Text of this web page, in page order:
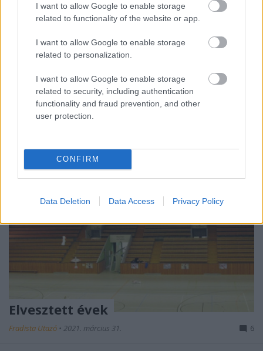
I want to allow Google to enable storage
related to functionality of the website or app.
I want to allow Google to enable storage
related to personalization.
I want to allow Google to enable storage
related to security, including authentication
functionality and fraud prevention, and other
user protection.
CONFIRM
Data Deletion Data Access Privacy Policy
Németország Észak-Rajna-Vesztfália nevű
tartományában augusztusban már erősen látszik a
Covid-19 negyedik hulláma. A fertőzésszámok
meredeken emelkednek, igaz, főleg az iskolás
közepén megkezdődött). Hogyan hat a helyzet a
sporteseményekre?…
Elvesztett évek
Fradista Utazó • 2021. március 31. 6